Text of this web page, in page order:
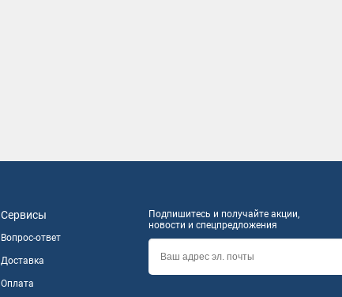
Сервисы
Вопрос-ответ
Доставка
Оплата
Подпишитесь и получайте акции,
новости и спецпредложения